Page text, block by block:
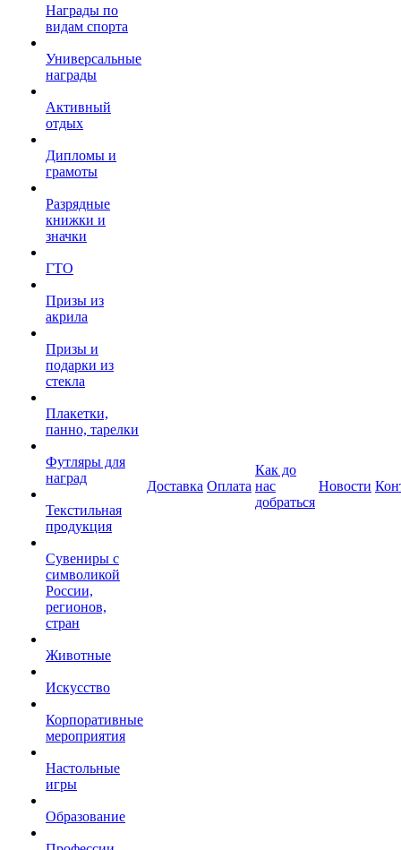
Награды по
видам спорта
Универсальные
награды
Активный
отдых
Дипломы и
грамоты
Разрядные
книжки и
значки
ГТО
Призы из
акрила
Призы и
подарки из
стекла
Плакетки,
панно, тарелки
Футляры для
наград
Текстильная
продукция
Сувениры с
символикой
России,
регионов,
стран
Животные
Искусство
Корпоративные
мероприятия
Настольные
игры
Образование
Доставка Оплата
Как до
нас
добраться
Новости